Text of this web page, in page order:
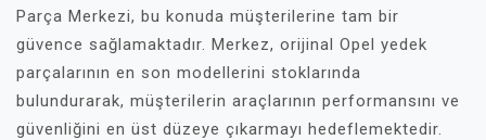
Parça Merkezi, bu konuda müşterilerine tam bir
güvence sağlamaktadır. Merkez, orijinal Opel yedek
parçalarının en son modellerini stoklarında
bulundurarak, müşterilerin araçlarının performansını ve
güvenliğini en üst düzeye çıkarmayı hedeflemektedir.